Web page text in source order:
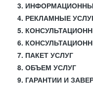
3.
4. РЕКЛАМНЫЕ
5.
6.
7. ПАКЕТ УСЛУГ
8. ОБЪЕМ УСЛУГ
9. ГАРАНТИИ И